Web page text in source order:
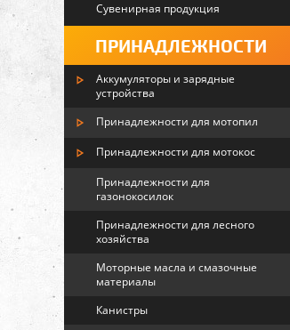
Сувенирная продукция
ПРИНАДЛЕЖНОСТИ
Аккумуляторы и зарядные
устройства
Принадлежности для мотопил
Принадлежности для мотокос
Принадлежности для
газонокосилок
Принадлежности для лесного
хозяйства
Моторные масла и смазочные
материалы
Канистры